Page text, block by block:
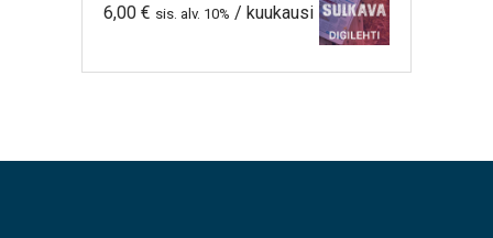
6,00 € sis. alv. 10% / kuukausi